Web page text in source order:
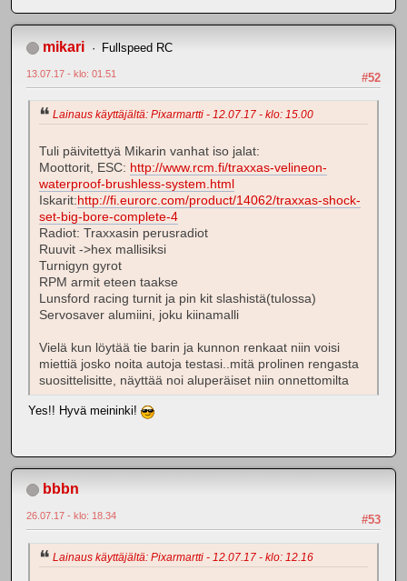
mikari Fullspeed RC
#52
13.07.17 - klo: 01.51
Lainaus käyttäjältä: Pixarmartti - 12.07.17 - klo: 15.00
Tuli päivitettyä Mikarin vanhat iso jalat:
Moottorit, ESC: http://www.rcm.fi/traxxas-velineon-
waterproof-brushless-system.html
Iskarit: http://fi.eurorc.com/product/14062/traxxas-shock-
set-big-bore-complete-4
Radiot: Traxxasin perusradiot
Ruuvit ->hex mallisiksi
Turnigyn gyrot
RPM armit eteen taakse
Lunsford racing turnit ja pin kit slashistä(tulossa)
Servosaver alumiini, joku kiinamalli
Vielä kun löytää tie barin ja kunnon renkaat niin voisi
miettiä josko noita autoja testasi..mitä prolinen rengasta
suosittelisitte, näyttää noi aluperäiset niin onnettomilta
Yes!! Hyvä meininki!
bbbn
#53
26.07.17 - klo: 18.34
Lainaus käyttäjältä: Pixarmartti - 12.07.17 - klo: 12.16